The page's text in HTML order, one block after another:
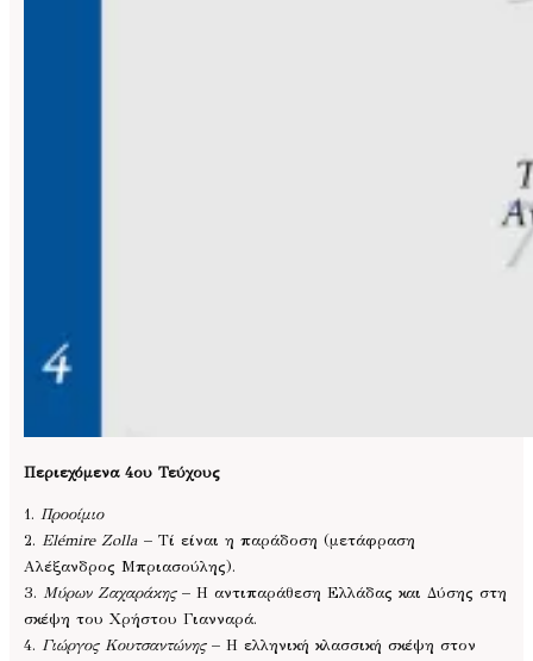
Περιεχόμενα 4ου Τεύχους
1. Προοίμιο
2. Elémire Zolla – Τί είναι η παράδοση (μετάφραση
Αλέξανδρος Μπριασούλης).
3. Μύρων Ζαχαράκης– Η αντιπαράθεση Ελλάδας και Δύσης στη
σκέψη του Χρήστου Γιανναρά.
4. Γιώργος Κουτσαντώνης– Η ελληνική κλασσική σκέψη στον